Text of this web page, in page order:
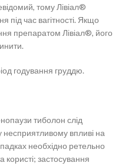
тому Лівіал®
під час вагітності. Якщо
препаратом Лівіал®, його
годування груддю.
тиболон слід
впливі на
необхідно ретельно
користі; застосування